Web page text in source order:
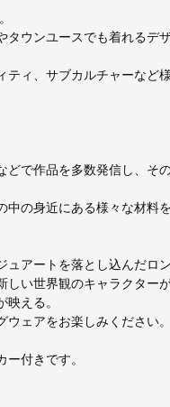
ウンユースでも着れるデ
ィ、サブカルチャーなど
で作品を多数発信し、そ
の身近にある様々な材料
アートを落とし込んだロ
い世界観のキャラクターが
える。
ェアをお楽しみください。
付きです。